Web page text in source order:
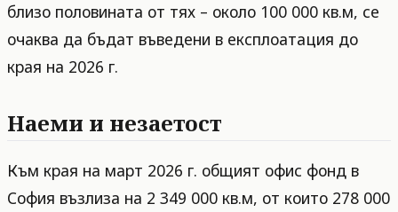
близо половината от тях – около 100 000 кв.м, се
очаква да бъдат въведени в експлоатация до
края на 2026 г.
Наеми и незаетост
Към края на март 2026 г. общият офис фонд в
София възлиза на 2 349 000 кв.м, от които 278 000